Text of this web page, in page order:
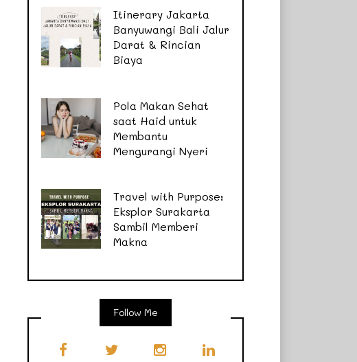
Itinerary Jakarta
Banyuwangi Bali Jalur
Darat & Rincian
Biaya
Pola Makan Sehat
saat Haid untuk
Membantu
Mengurangi Nyeri
Travel with Purpose:
Eksplor Surakarta
Sambil Memberi
Makna
Follow Me